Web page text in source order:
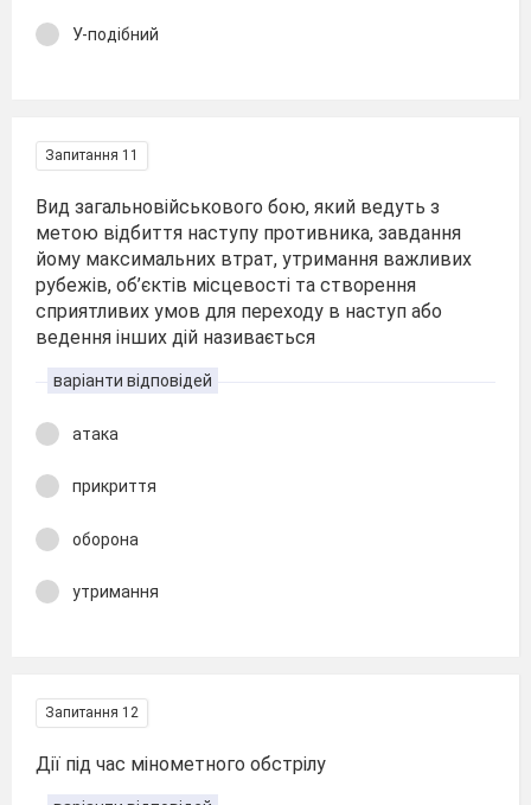
У-подібний
Запитання 11
Вид загальновійськового бою, який ведуть з
метою відбиття наступу противника, завдання
йому максимальних втрат, утримання важливих
рубежів, об’єктів місцевості та створення
сприятливих умов для переходу в наступ або
ведення інших дій називається
варіанти відповідей
атака
прикриття
оборона
утримання
Запитання 12
Дії під час мінометного обстрілу